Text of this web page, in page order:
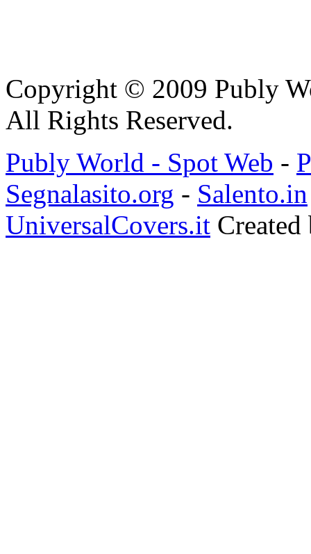
Copyright © 2009 Publy
All Rights Reserved.
Publy World - Spot Web -
Segnalasito.org - Salento.in
UniversalCovers.it